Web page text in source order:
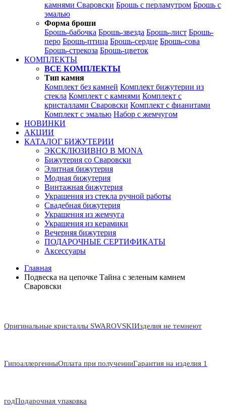
камнями Сваровски Брошь с перламутром Брошь с
эмалью
Форма броши
Брошь-бабочка Брошь-звезда Брошь-лист Брошь-
перо Брошь-птица Брошь-сердце Брошь-сова
Брошь-стрекоза Брошь-цветок
КОМПЛЕКТЫ
ВСЕ КОМПЛЕКТЫ
Тип камня
Комплект без камней Комплект бижутерии из
стекла Комплект с камнями Комплект с
кристаллами Сваровски Комплект с фианитами
Комплект с эмалью Набор с жемчугом
НОВИНКИ
АКЦИИ
КАТАЛОГ БИЖУТЕРИИ
ЭКСКЛЮЗИВНО В MONA
Бижутерия со Сваровски
Элитная бижутерия
Модная бижутерия
Винтажная бижутерия
Украшения из стекла ручной работы
Свадебная бижутерия
Украшения из жемчуга
Украшения из керамики
Вечерняя бижутерия
ПОДАРОЧНЫЕ СЕРТИФИКАТЫ
Аксессуары
Главная
Подвеска на цепочке Тайна с зеленым камнем
Сваровски
Оригинальные кристаллы SWAROVSKIИзделия не темнеют
ГипоаллергенныОплата при полученииГарантия на изделия 1
годПодарочная упаковка